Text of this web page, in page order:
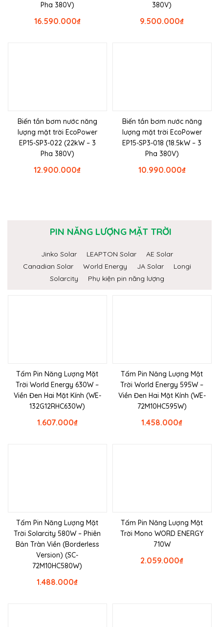
Pha 380V)
₫
16.590.000
380V)
₫
9.500.000
Biến tần bơm nước năng
lượng mặt trời EcoPower
EP15-SP3-022 (22kW – 3
Pha 380V)
₫
12.900.000
Biến tần bơm nước năng
lượng mặt trời EcoPower
EP15-SP3-018 (18.5kW – 3
Pha 380V)
₫
10.990.000
PIN NĂNG LƯỢNG MẶT TRỜI
Jinko Solar LEAPTON Solar
AE Solar
Canadian Solar
World Energy JA Solar
Longi
Solarcity
Phụ kiện pin năng lượng
Tấm Pin Năng Lượng Mặt
Trời World Energy 630W –
Viền Đen Hai Mặt Kính (WE-
132G12RHC630W)
₫
1.607.000
Tấm Pin Năng Lượng Mặt
Trời World Energy 595W –
Viền Đen Hai Mặt Kính (WE-
72M10HC595W)
₫
1.458.000
Tấm Pin Năng Lượng Mặt
Trời Solarcity 580W – Phiên
Bản Tràn Viền (Borderless
Version) (SC-
72M10HC580W)
₫
1.488.000
Tấm Pin Năng Lượng Mặt
Trời Mono WORD ENERGY
710W
₫
2.059.000